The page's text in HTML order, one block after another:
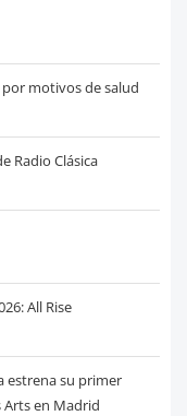
por motivos de salud
Radio Clásica
All Rise
estrena su primer
en Madrid